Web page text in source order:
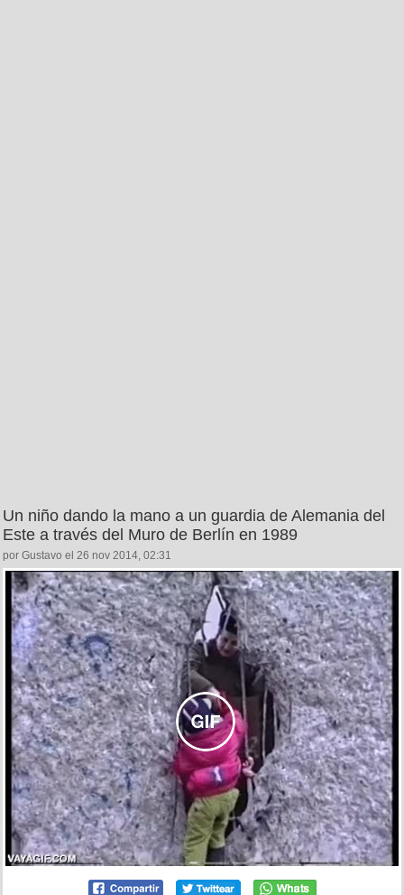
Un niño dando la mano a un guardia de Alemania del
Este a través del Muro de Berlín en 1989
por Gustavo el 26 nov 2014, 02:31